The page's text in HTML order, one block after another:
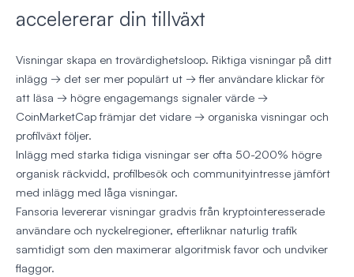
accelererar din tillväxt
Visningar skapa en trovärdighetsloop. Riktiga visningar på ditt
inlägg → det ser mer populärt ut → fler användare klickar för
att läsa → högre engagemangs signaler värde →
CoinMarketCap främjar det vidare → organiska visningar och
profilväxt följer.
Inlägg med starka tidiga visningar ser ofta 50-200% högre
organisk räckvidd, profilbesök och communityintresse jämfört
med inlägg med låga visningar.
Fansoria levererar visningar gradvis från kryptointeresserade
användare och nyckelregioner, efterliknar naturlig trafik
samtidigt som den maximerar algoritmisk favor och undviker
flaggor.